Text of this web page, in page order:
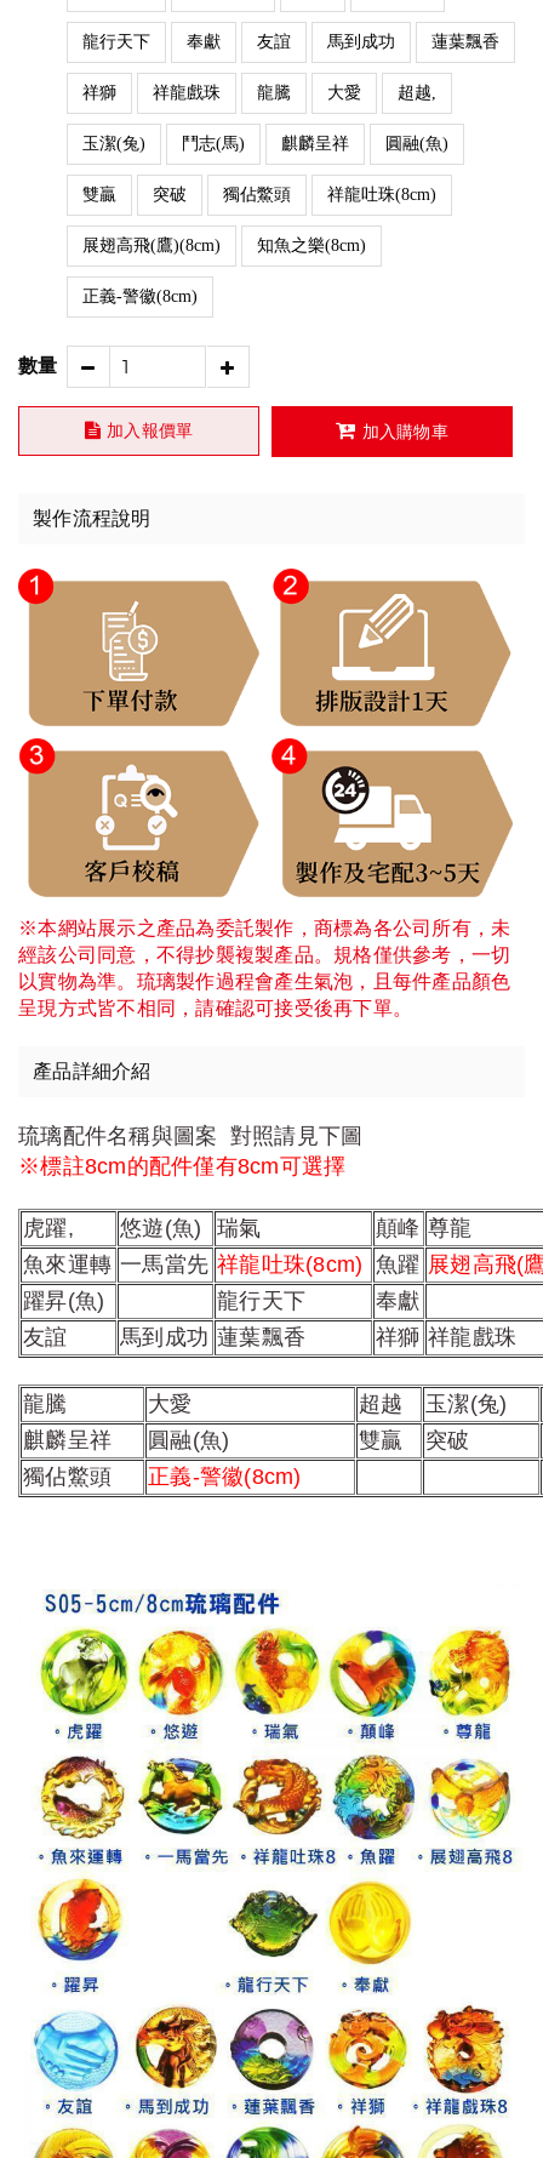
龍行天下 奉獻 友誼 馬到成功 蓮葉飄香
祥獅 祥龍戲珠 龍騰 大愛 超越,
玉潔(兔) 鬥志(馬) 麒麟呈祥 圓融(魚)
雙贏 突破 獨佔鱉頭 祥龍吐珠(8cm)
展翅高飛(鷹)(8cm) 知魚之樂(8cm)
正義-警徽(8cm)
數量
加入報價單 加入購物車
製作流程說明
※本網站展示之產品為委託製作，商標為各公司所有，未
經該公司同意，不得抄襲複製產品。規格僅供參考，一切
以實物為準。琉璃製作過程會產生氣泡，且每件產品顏色
呈現方式皆不相同，請確認可接受後再下單。
產品詳細介紹
琉璃配件名稱與圖案 對照請見下圖
※標註8cm的配件僅有8cm可選擇
虎躍, 悠遊(魚) 瑞氣 顛峰 尊龍
魚來運轉 一馬當先 祥龍吐珠(8cm) 魚躍 展翅高飛(
躍昇(魚)
龍行天下
奉獻
友誼
馬到成功 蓮葉飄香 祥獅 祥龍戲珠
龍騰 大愛 超越
玉潔(兔)
麒麟呈祥
圓融(魚) 雙贏
突破
獨佔鱉頭
正義-警徽(8cm)